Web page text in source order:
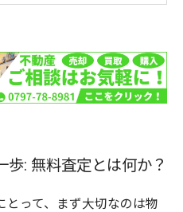
定で知っておくべきこ
: 無料査定とは何か？
とって、まず大切なのは物